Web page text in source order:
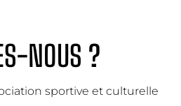
NOUS ?
sportive et culturelle